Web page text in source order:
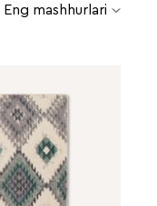
Eng mashhurlari